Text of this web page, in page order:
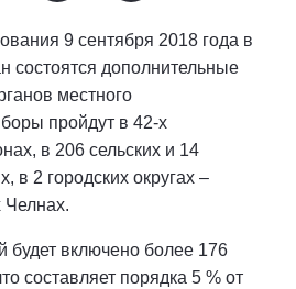
9 сентября 2018 года в
состоятся дополнительные
местного
пройдут в 42-х
в 206 сельских и 14
в 2 городских округах –
будет включено более 176
составляет порядка 5 % от